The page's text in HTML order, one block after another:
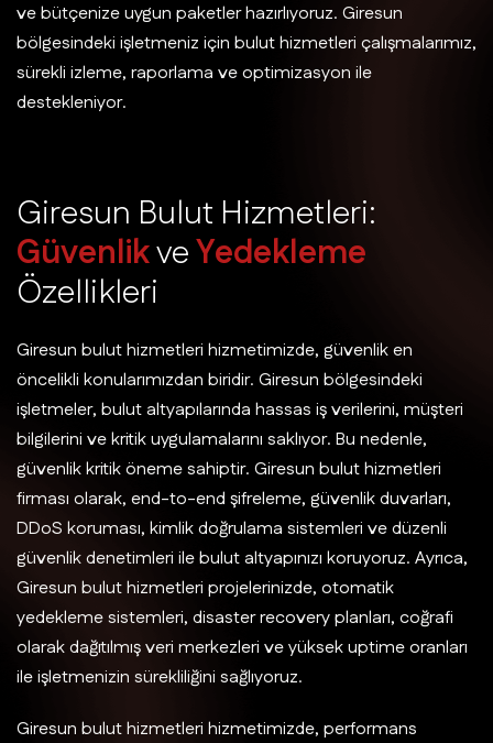
ve bütçenize uygun paketler hazırlıyoruz. Giresun
bölgesindeki işletmeniz için bulut hizmetleri çalışmalarımız,
sürekli izleme, raporlama ve optimizasyon ile
destekleniyor.
Giresun Bulut Hizmetleri:
GüvenlikveYedekleme
Özellikleri
Giresun bulut hizmetleri hizmetimizde, güvenlik en
öncelikli konularımızdan biridir. Giresun bölgesindeki
işletmeler, bulut altyapılarında hassas iş verilerini, müşteri
bilgilerini ve kritik uygulamalarını saklıyor. Bu nedenle,
güvenlik kritik öneme sahiptir. Giresun bulut hizmetleri
firması olarak, end-to-end şifreleme, güvenlik duvarları,
DDoS koruması, kimlik doğrulama sistemleri ve düzenli
güvenlik denetimleri ile bulut altyapınızı koruyoruz. Ayrıca,
Giresun bulut hizmetleri projelerinizde, otomatik
yedekleme sistemleri, disaster recovery planları, coğrafi
olarak dağıtılmış veri merkezleri ve yüksek uptime oranları
ile işletmenizin sürekliliğini sağlıyoruz.
Giresun bulut hizmetleri hizmetimizde, performans